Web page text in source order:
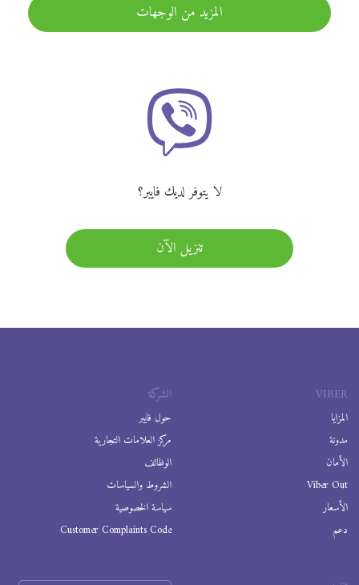
المزيد من الوجهات
لا يتوفر لديك فايبر؟
تنزيل الآن
VIBER
المزايا
مدونة
الأمان
Viber Out
الأسعار
دعم
الشركة
حول فايبر
مركز العلامات التجارية
الوظائف
الشروط والسياسات
سياسة الخصوصية
Customer Complaints Code